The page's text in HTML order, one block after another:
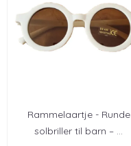
Rammelaartje - Runde
solbriller til barn – ...